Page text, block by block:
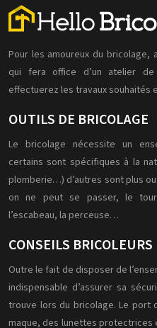
Pour les amoureux du bricolage,
qui fera office d’un atelier
effectuerez les travaux
OUTILS DE BRICOLAGE
Le bricolage nécessite un
certains sont spécifiques à la
plomberie…) d’autres sont plus
on ne peut se passer, le
l’escabeau, la perceuse…
CONSEILS BRICOLEURS
Outre le fait de disposer de
indispensable d’assurer sa
trouve lors du bricolage. Le port
maque, des lunettes protectrices